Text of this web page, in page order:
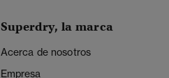
Superdry, la marca
Acerca de nosotros
Empresa